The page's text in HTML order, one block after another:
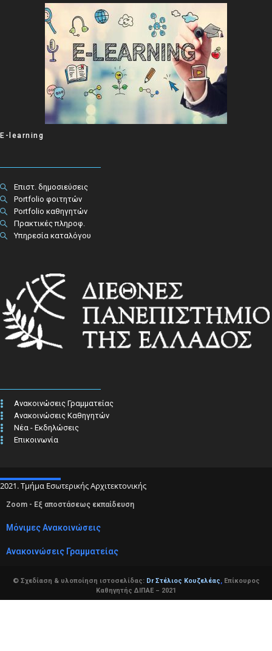
E-learning
Επιστ. δημοσιεύσεις
Portfolio φοιτητών
Portfolio καθηγητών
Πρακτικές πληροφ.​
Υπηρεσία καταλόγου
Ανακοινώσεις Γραμματείας
Ανακοινώσεις Καθηγητών
Νέα - Εκδηλώσεις
Επικοινωνία
2021. Τμήμα Εσωτερικής Αρχιτεκτονικής
Zoom - Εξ αποστάσεως εκπαίδευση
Μόνιμες Ανακοινώσεις
Ανακοινώσεις Γραμματείας
© Σχεδίαση & υλοποίηση ιστοσελίδας: Dr Στέλιος Κουζελέας,Επίκουρος
Καθηγητής ΔΙΠΑΕ – 2021